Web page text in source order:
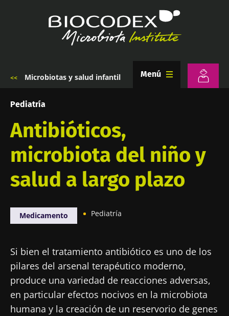
de
a
la
navegación
Microbiotas y salud infantil Menú
Pediatría
Antibióticos,
microbiota del niño y
salud a largo plazo
Medicamento Pediatría
Si bien el tratamiento antibiótico es uno de los
pilares del arsenal terapéutico moderno,
produce una variedad de reacciones adversas,
en particular efectos nocivos en la microbiota
humana y la creación de un reservorio de genes